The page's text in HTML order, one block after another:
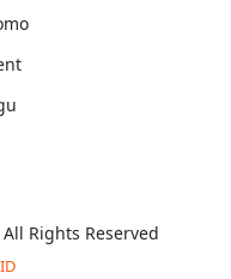
All Rights Reserved